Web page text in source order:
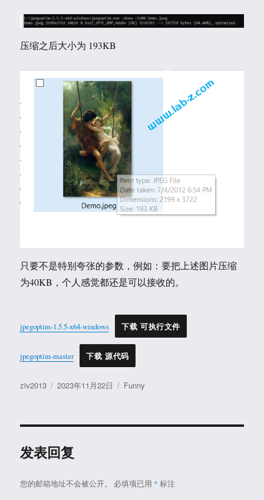
压缩之后大小为 193KB
只要不是特别夸张的参数，例如：要把上述图片压缩
为40KB，个人感觉都还是可以接收的。
jpegoptim-1.5.5-x64-windows 下载 可执行文件
jpegoptim-master 下载 源代码
作
ziv2013
发
2023年11月22日
分
Funny
发表回复
您的邮箱地址不会被公开。 必填项已用 * 标注